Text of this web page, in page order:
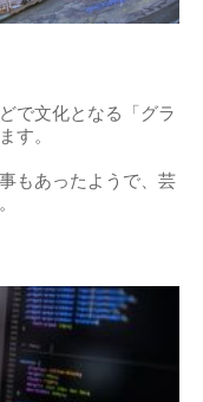
で文化となる「グラ
す。
もあったようで、芸